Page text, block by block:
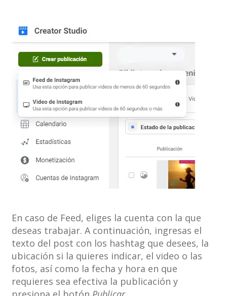
En caso de Feed, eliges la cuenta con la que
deseas trabajar. A continuación, ingresas el
texto del post con los hashtag que desees, la
ubicación si la quieres indicar, el video o las
fotos, así como la fecha y hora en que
requieres sea efectiva la publicación y